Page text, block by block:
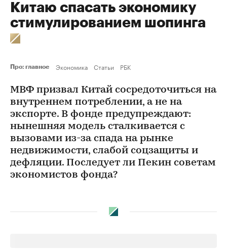
Китаю спасать экономику
стимулированием шопинга
Про: главное Экономика Статьи РБК
МВФ призвал Китай сосредоточиться на
внутреннем потреблении, а не на
экспорте. В фонде предупреждают:
нынешняя модель сталкивается с
вызовами из-за спада на рынке
недвижимости, слабой соцзащиты и
дефляции. Последует ли Пекин советам
экономистов фонда?